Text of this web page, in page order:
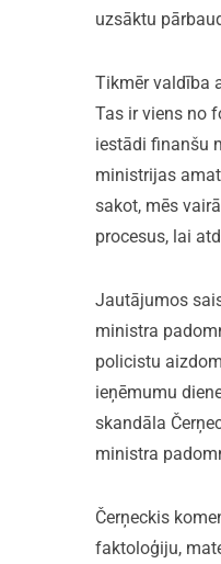
uzsāktu
Tikmēr valdība
Tas ir viens no
iestādi finanšu
ministrijas
sakot, mēs
procesus, lai
Jautājumos
ministra
policistu
ieņēmumu
skandāla
ministra
Čerņeckis
faktoloģiju,